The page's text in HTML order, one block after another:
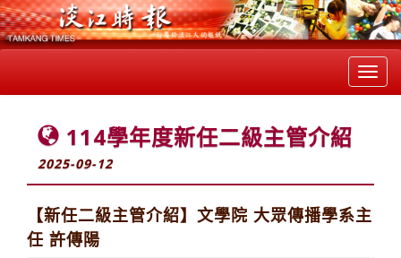
114學年度新任二級主管介紹
2025-09-12
【新任二級主管介紹】文學院 大眾傳播學系主
任 許傳陽